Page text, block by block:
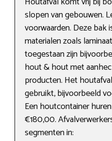
slopen van gebouwen.
voorwaarden. Deze bak
materialen zoals
toegestaan zijn
hout & hout met
producten. Het
gebruikt, bijvoorbeeld
Een houtcontainer
€180,00.
segmenten in: